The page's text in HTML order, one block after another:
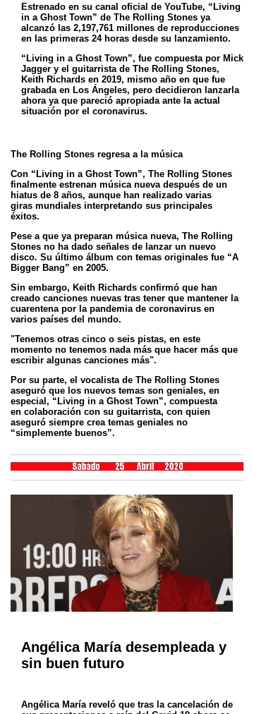
Estrenado en su canal oficial de YouTube, “Living
in a Ghost Town” de The Rolling Stones ya
alcanzó las 2,197,761 millones de reproducciones
en las primeras 24 horas desde su lanzamiento.
“Living in a Ghost Town”, fue compuesta por Mick
Jagger y el guitarrista de The Rolling Stones,
Keith Richards en 2019, mismo año en que fue
grabada en Los Ángeles, pero decidieron lanzarla
ahora ya que pareció apropiada ante la actual
situación por el coronavirus.
The Rolling Stones regresa a la música
Con “Living in a Ghost Town”, The Rolling Stones
finalmente estrenan música nueva después de un
hiatus de 8 años, aunque han realizado varias
giras mundiales interpretando sus principales
éxitos.
Pese a que ya preparan música nueva, The Rolling
Stones no ha dado señales de lanzar un nuevo
disco. Su último álbum con temas originales fue “A
Bigger Bang” en 2005.
Sin embargo, Keith Richards confirmó que han
creado canciones nuevas tras tener que mantener la
cuarentena por la pandemia de coronavirus en
varios países del mundo.
"Tenemos otras cinco o seis pistas, en este
momento no tenemos nada más que hacer más que
escribir algunas canciones más".
Por su parte, el vocalista de The Rolling Stones
aseguró que los nuevos temas son geniales, en
especial, “Living in a Ghost Town”, compuesta
en colaboración con su guitarrista, con quien
aseguró siempre crea temas geniales no
“simplemente buenos”.
Angélica María desempleada y
sin buen futuro
Angélica María reveló que tras la cancelación de